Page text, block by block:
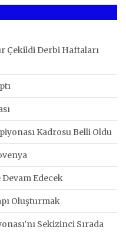
Çekildi Derbi Haftaları
Kadrosu Belli Oldu
Edecek
Oluşturmak
Sekizinci Sırada